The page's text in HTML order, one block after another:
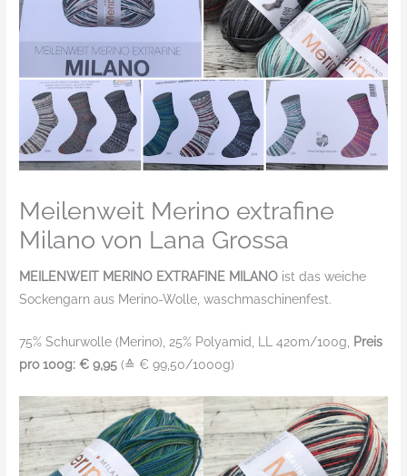
Meilenweit Merino extrafine
Milano von Lana Grossa
MEILENWEIT MERINO EXTRAFINE MILANO ist das weiche
Sockengarn aus Merino-Wolle, waschmaschinenfest.
75% Schurwolle (Merino), 25% Polyamid, LL 420m/100g, Preis
pro 100g: € 9,95 (≙ € 99,50/1000g)